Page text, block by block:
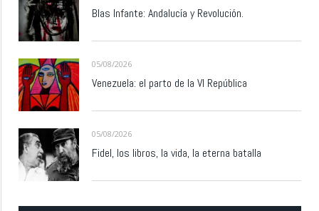
Blas Infante: Andalucía y Revolución.
05/08/2026
Venezuela: el parto de la VI República
05/08/2026
Fidel, los libros, la vida, la eterna batalla